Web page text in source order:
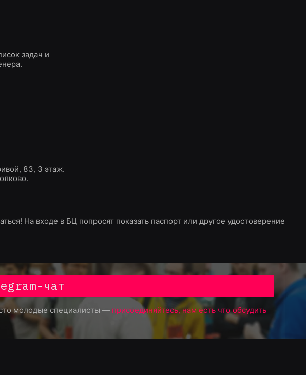
задач и
83, 3 этаж.
На входе в БЦ попросят показать паспорт или другое удостоверение
чат
молодые специалисты — присоединяйтесь, нам есть что обсудить